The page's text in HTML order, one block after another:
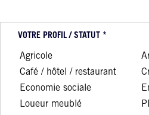
VOTRE PROFIL / STATUT *
Agricole
Café / hôtel / restaurant
Economie sociale
Loueur meublé